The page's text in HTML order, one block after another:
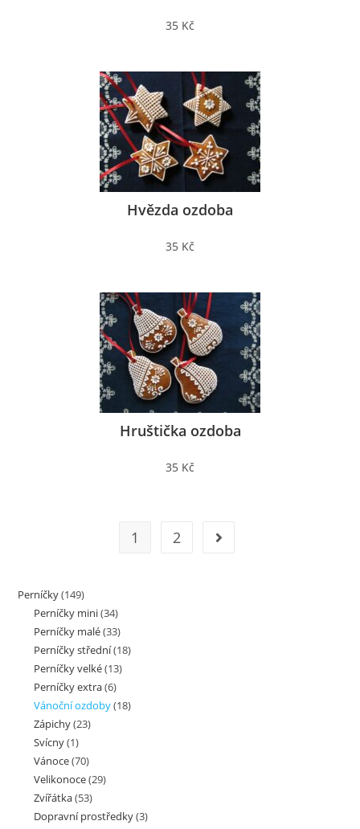
35 Kč
Hvězda ozdoba
35 Kč
Hruštička ozdoba
35 Kč
1 2 Jít na další stránku
Perníčky(149)
Perníčky mini(34)
Perníčky malé(33)
Perníčky střední(18)
Perníčky velké(13)
Perníčky extra(6)
Vánoční ozdoby(18)
Zápichy(23)
Svícny(1)
Vánoce(70)
Velikonoce(29)
Zvířátka(53)
Dopravní prostředky(3)